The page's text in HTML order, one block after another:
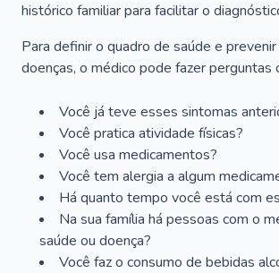
histórico familiar para facilitar o
Para definir o quadro de saúde e
doenças, o médico pode fazer perguntas
Você já teve esses sintomas
Você pratica atividade físicas?
Você usa medicamentos?
Você tem alergia a algum
Há quanto tempo você está com
Na sua família há pessoas com o
saúde ou doença?
Você faz o consumo de bebidas